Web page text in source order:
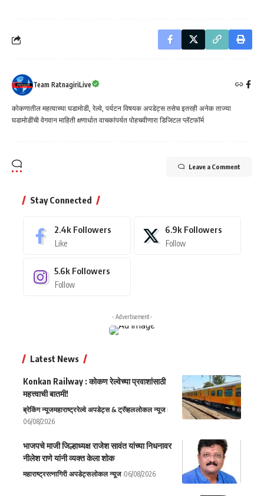
Team RatnagiriLive
कोकणातील महत्वाच्या घडामोडी, रेल्वे, पर्यटन विषयक अपडेट्स तसेच इतरही अनेक ताज्या
घडामोडींची वेगवान माहिती क्षणार्धात वाचकांपर्यत पोहचवीणारा डिजिटल प्लॅटफॉर्म
Leave a Comment
Stay Connected
2.4k Followers
Like
6.9k Followers
Follow
5.6k Followers
Follow
- Advertisement -
Latest News
Konkan Railway : कोकण रेल्वेच्या प्रवाशांसाठी
महत्त्वाची बातमी!
ब्रेकिंग न्यूजमहाराष्ट्ररेल्वे अपडेट्स & ट्रॅव्हललोकल न्यूज
06/08/2026
भाजपचे माजी जिल्हाध्यक्ष राजेश सावंत यांच्या निधनावर
नीलेश राणे यांनी व्यक्त केला शोक
महाराष्ट्ररत्नागिरी अपडेट्सलोकल न्यूज 06/08/2026